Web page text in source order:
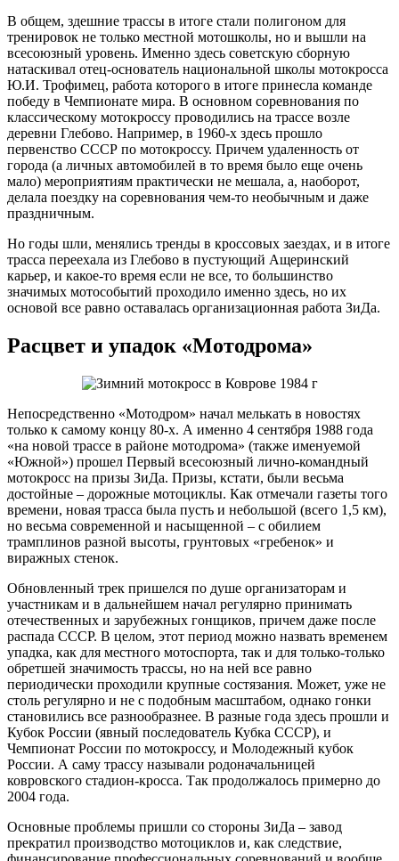
В общем, здешние трассы в итоге стали полигоном для
тренировок не только местной мотошколы, но и вышли на
всесоюзный уровень. Именно здесь советскую сборную
натаскивал отец-основатель национальной школы мотокросса
Ю.И. Трофимец, работа которого в итоге принесла команде
победу в Чемпионате мира. В основном соревнования по
классическому мотокроссу проводились на трассе возле
деревни Глебово. Например, в 1960-х здесь прошло
первенство СССР по мотокроссу. Причем удаленность от
города (а личных автомобилей в то время было еще очень
мало) мероприятиям практически не мешала, а, наоборот,
делала поездку на соревнования чем-то необычным и даже
праздничным.
Но годы шли, менялись тренды в кроссовых заездах, и в итоге
трасса переехала из Глебово в пустующий Ащеринский
карьер, и какое-то время если не все, то большинство
значимых мотособытий проходило именно здесь, но их
основой все равно оставалась организационная работа ЗиДа.
Расцвет и упадок «Мотодрома»
Непосредственно «Мотодром» начал мелькать в новостях
только к самому концу 80-х. А именно 4 сентября 1988 года
«на новой трассе в районе мотодрома» (также именуемой
«Южной») прошел Первый всесоюзный лично-командный
мотокросс на призы ЗиДа. Призы, кстати, были весьма
достойные – дорожные мотоциклы. Как отмечали газеты того
времени, новая трасса была пусть и небольшой (всего 1,5 км),
но весьма современной и насыщенной – с обилием
трамплинов разной высоты, грунтовых «гребенок» и
виражных стенок.
Обновленный трек пришелся по душе организаторам и
участникам и в дальнейшем начал регулярно принимать
отечественных и зарубежных гонщиков, причем даже после
распада СССР. В целом, этот период можно назвать временем
упадка, как для местного мотоспорта, так и для только-только
обретшей значимость трассы, но на ней все равно
периодически проходили крупные состязания. Может, уже не
столь регулярно и не с подобным масштабом, однако гонки
становились все разнообразнее. В разные года здесь прошли и
Кубок России (явный последователь Кубка СССР), и
Чемпионат России по мотокроссу, и Молодежный кубок
России. А саму трассу называли родоначальницей
ковровского стадион-кросса. Так продолжалось примерно до
2004 года.
Основные проблемы пришли со стороны ЗиДа – завод
прекратил производство мотоциклов и, как следствие,